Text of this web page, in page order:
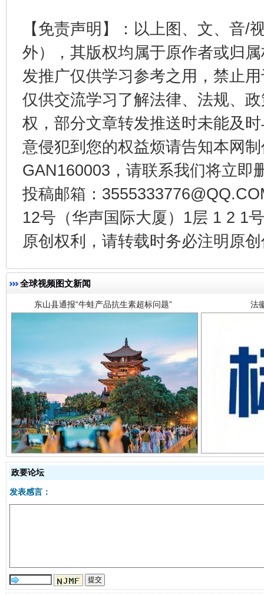
【免责声明】：以上图、文、音/
外），其版权均属于原作者或归
发推广仅供学习参考之用，禁止
仅供交流学习了解法律、法规、
权，部分文章转发推送时未能及
意侵犯到您的权益烦请告知本网
GAN160003，请联系我们将立即
投稿邮箱：
12号（华声国际大厦）1层 1 2 1
原创权利，请转载时务必注明原
全球视频图文新闻
公平竞争审查“十大案例”出炉！ 一纸欠
东山县通报“牛蛙产品抗生素超标问题” 法
千年窑火 生生不息
政要论坛
发表感言：